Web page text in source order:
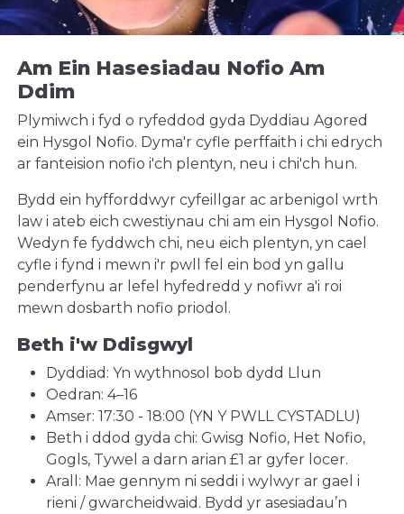
Am Ein Hasesiadau Nofio Am
Ddim
Plymiwch i fyd o ryfeddod gyda Dyddiau Agored
ein Hysgol Nofio. Dyma'r cyfle perffaith i chi edrych
ar fanteision nofio i'ch plentyn, neu i chi'ch hun.
Bydd ein hyfforddwyr cyfeillgar ac arbenigol wrth
law i ateb eich cwestiynau chi am ein Hysgol Nofio.
Wedyn fe fyddwch chi, neu eich plentyn, yn cael
cyfle i fynd i mewn i'r pwll fel ein bod yn gallu
penderfynu ar lefel hyfedredd y nofiwr a'i roi
mewn dosbarth nofio priodol.
Beth i'w Ddisgwyl
Dyddiad: Yn wythnosol bob dydd Llun
Oedran: 4–16
Amser: 17:30 - 18:00 (YN Y PWLL CYSTADLU)
Beth i ddod gyda chi: Gwisg Nofio, Het Nofio,
Gogls, Tywel a darn arian £1 ar gyfer locer.
Arall: Mae gennym ni seddi i wylwyr ar gael i
rieni / gwarcheidwaid. Bydd yr asesiadau’n